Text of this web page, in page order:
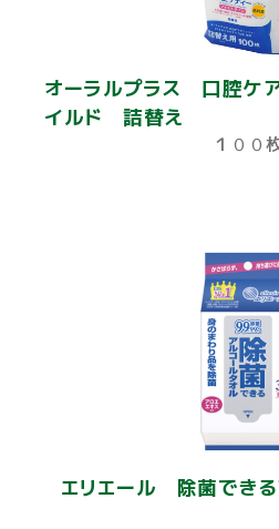
オーラルプラス 口腔ケ
イルド 詰替え
１００
エリエール 除菌でき